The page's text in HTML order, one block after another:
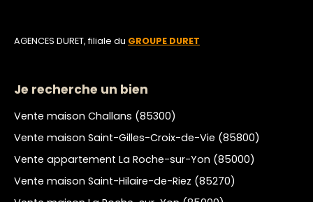
AGENCES DURET, filiale du GROUPE DURET
Je recherche un bien
Vente maison Challans (85300)
Vente maison Saint-Gilles-Croix-de-Vie (85800)
Vente appartement La Roche-sur-Yon (85000)
Vente maison Saint-Hilaire-de-Riez (85270)